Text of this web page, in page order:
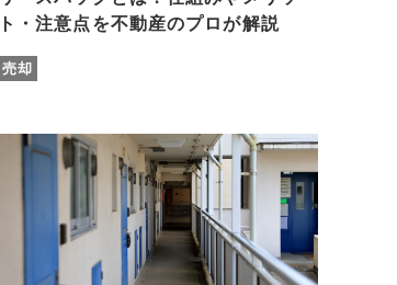
ト・注意点を不動産のプロが解説
売却